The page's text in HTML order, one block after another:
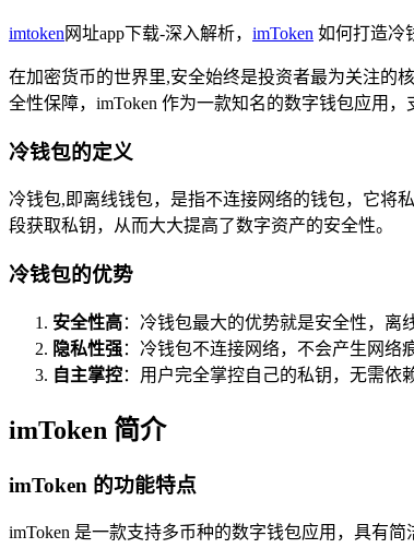
imtoken 网址app下载-深入解析， imToken 如何打造冷
在加密货币的世界里,安全始终是投资者最为关注的
全性保障，imToken 作为一款知名的数字钱包应用
冷钱包的定义
冷钱包,即离线钱包，是指不连接网络的钱包，它将
段获取私钥，从而大大提高了数字资产的安全性。
冷钱包的优势
安全性高：冷钱包最大的优势就是安全性，
隐私性强：冷钱包不连接网络，不会产生网络
自主掌控：用户完全掌控自己的私钥，无需依
imToken 简介
imToken 的功能特点
imToken 是一款支持多币种的数字钱包应用，具有